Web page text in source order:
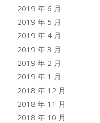
2019 年 6 月
2019 年 5 月
2019 年 4 月
2019 年 3 月
2019 年 2 月
2019 年 1 月
2018 年 12 月
2018 年 11 月
2018 年 10 月